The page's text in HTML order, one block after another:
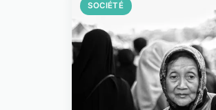
SOCIÉTÉ